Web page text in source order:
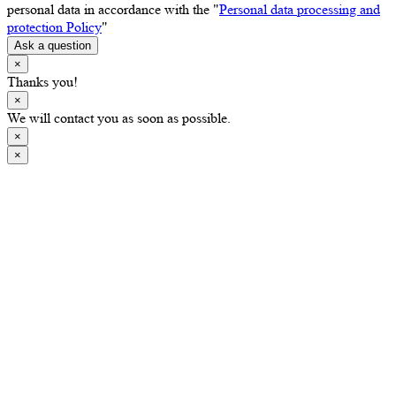
personal data in accordance with the "Personal data processing and
protection Policy"
Ask a question
×
Thanks you!
×
We will contact you as soon as possible.
×
×